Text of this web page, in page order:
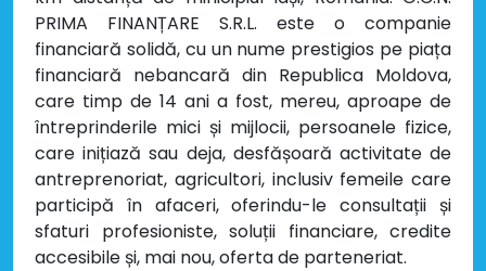
PRIMA FINANȚARE S.R.L. este o companie
financiară solidă, cu un nume prestigios pe piața
financiară nebancară din Republica Moldova,
care timp de 14 ani a fost, mereu, aproape de
întreprinderile mici și mijlocii, persoanele fizice,
care inițiază sau deja, desfășoară activitate de
antreprenoriat, agricultori, inclusiv femeile care
participă în afaceri, oferindu-le consultații și
sfaturi profesioniste, soluții financiare, credite
accesibile și, mai nou, oferta de parteneriat.